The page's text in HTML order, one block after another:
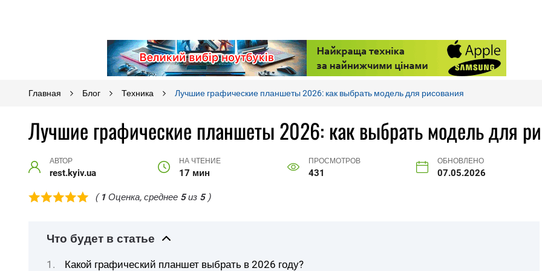
Главная Блог Техника Лучшие графические планшеты 2026: как выбрать модель для рисования
Лучшие графические планшеты 2026: как выбрать модель для
АВТОР
rest.kyiv.ua
НА ЧТЕНИЕ
17 мин
ПРОСМОТРОВ
431
ОБНОВЛЕНО
07.05.2026
( 1 Оценка, среднее 5из 5)
Что будет в статье
Какой графический планшет выбрать в 2026 году?